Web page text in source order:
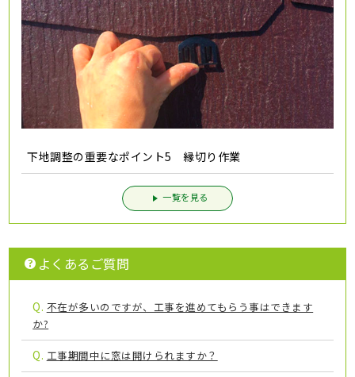
下地調整の重要なポイント5 縁切り作業
一覧を見る
よくあるご質問
Q. 不在が多いのですが、工事を進めてもらう事はできます
か?
Q. 工事期間中に窓は開けられますか？